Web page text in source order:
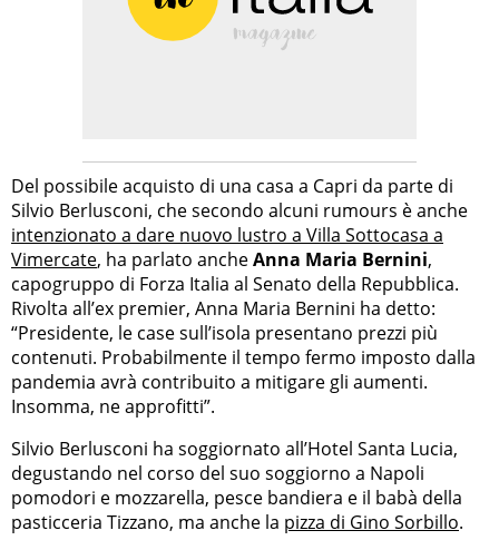
Del possibile acquisto di una casa a Capri da parte di
Silvio Berlusconi, che secondo alcuni rumours è anche
intenzionato a dare nuovo lustro a Villa Sottocasa a
Vimercate, ha parlato ancheAnna Maria Bernini,
capogruppo di Forza Italia al Senato della Repubblica.
Rivolta all’ex premier, Anna Maria Bernini ha detto:
“Presidente, le case sull’isola presentano prezzi più
contenuti. Probabilmente il tempo fermo imposto dalla
pandemia avrà contribuito a mitigare gli aumenti.
Insomma, ne approfitti”.
Silvio Berlusconi ha soggiornato all’Hotel Santa Lucia,
degustando nel corso del suo soggiorno a Napoli
pomodori e mozzarella, pesce bandiera e il babà della
pasticceria Tizzano, ma anche la pizza di Gino Sorbillo.